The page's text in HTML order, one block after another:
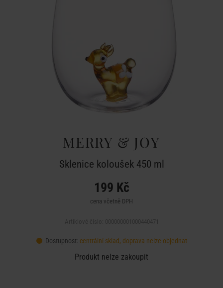
MERRY & JOY
Sklenice koloušek 450 ml
199 Kč
cena včetně DPH
Dostupnost: centrální sklad, doprava nelze objednat
Produkt nelze zakoupit